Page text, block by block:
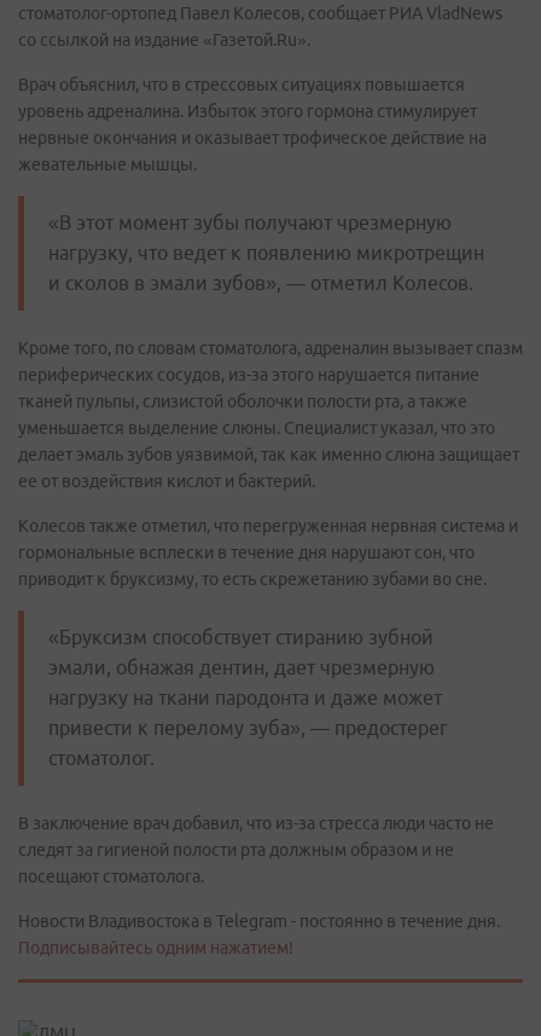
стоматолог-ортопед Павел Колесов, сообщает РИА VladNews
со ссылкой на издание «Газетой.Ru».
Врач объяснил, что в стрессовых ситуациях повышается
уровень адреналина. Избыток этого гормона стимулирует
нервные окончания и оказывает трофическое действие на
жевательные мышцы.
«В этот момент зубы получают чрезмерную
нагрузку, что ведет к появлению микротрещин
и сколов в эмали зубов», — отметил Колесов.
Кроме того, по словам стоматолога, адреналин вызывает спазм
периферических сосудов, из-за этого нарушается питание
тканей пульпы, слизистой оболочки полости рта, а также
уменьшается выделение слюны. Специалист указал, что это
делает эмаль зубов уязвимой, так как именно слюна защищает
ее от воздействия кислот и бактерий.
Колесов также отметил, что перегруженная нервная система и
гормональные всплески в течение дня нарушают сон, что
приводит к бруксизму, то есть скрежетанию зубами во сне.
«Бруксизм способствует стиранию зубной
эмали, обнажая дентин, дает чрезмерную
нагрузку на ткани пародонта и даже может
привести к перелому зуба», — предостерег
стоматолог.
В заключение врач добавил, что из-за стресса люди часто не
следят за гигиеной полости рта должным образом и не
посещают стоматолога.
Новости Владивостока в Telegram - постоянно в течение дня.
Подписывайтесь одним нажатием!